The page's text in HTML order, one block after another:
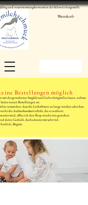
und verantwortungsbewusst in der Schweiz hergestellt.
Warenkorb
Bestellungen möglich
mit der gewohnten Sorgfalt und Liebe fertigstellen kann, nehme
keine neuen Bestellungen an.
vermeiden, dass die Lieferfristen zu lange werden oder dass
die Aufmerksamkeit erhält, die es verdient.
sind, öffne ich den Shop wieder wie gewohnt.
deine Geduld, das bedeutet mir sehr viel.
Brigitte